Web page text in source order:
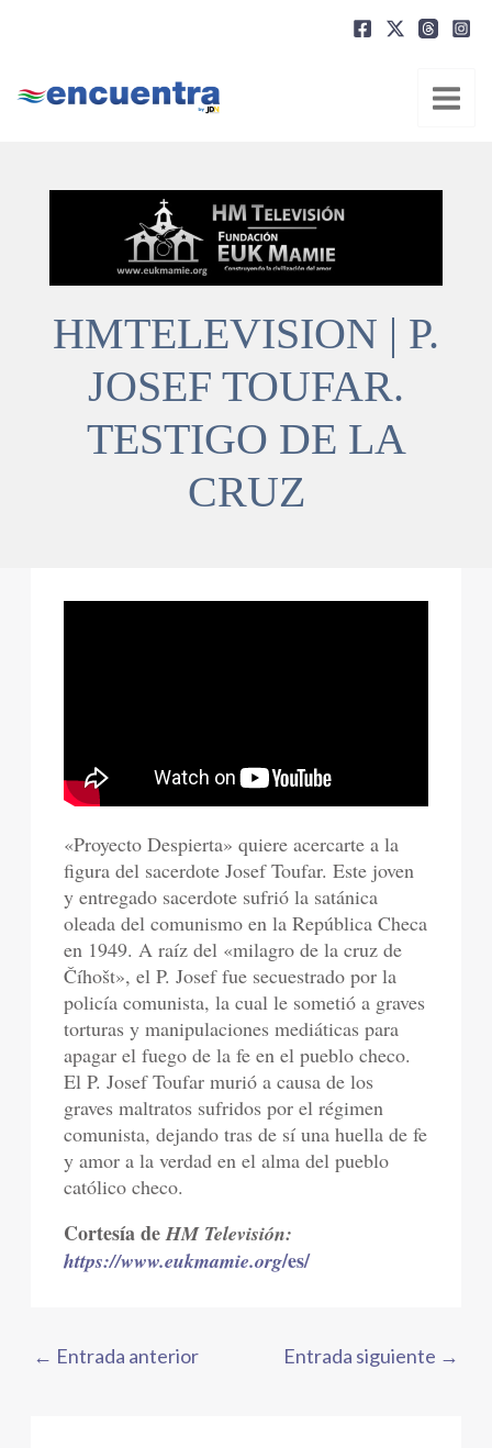
HMTELEVISION | P.
JOSEF TOUFAR.
TESTIGO DE LA
CRUZ
«Proyecto Despierta» quiere acercarte a la
figura del sacerdote Josef Toufar. Este joven
y entregado sacerdote sufrió la satánica
oleada del comunismo en la República Checa
en 1949. A raíz del «milagro de la cruz de
Číhošt», el P. Josef fue secuestrado por la
policía comunista, la cual le sometió a graves
torturas y manipulaciones mediáticas para
apagar el fuego de la fe en el pueblo checo.
El P. Josef Toufar murió a causa de los
graves maltratos sufridos por el régimen
comunista, dejando tras de sí una huella de fe
y amor a la verdad en el alma del pueblo
católico checo.
Cortesía deHM Televisión:
https://www.eukmamie.org/es/
← Entrada anterior Entrada siguiente →